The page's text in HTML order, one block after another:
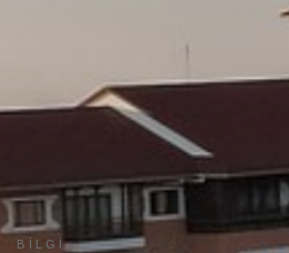
BILGI